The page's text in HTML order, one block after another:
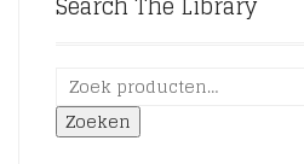
Zoeken